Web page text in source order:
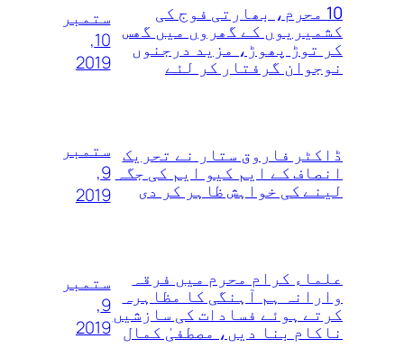
10 محرم، بھارتی فوج کی
کشمیریوں کے گھروں‌ میں‌ گھس
کر توڑ‌ پھوڑ، مزید درجنوں‌
نوجوان گرفتار کر لئے
ستمبر
10,
2019
ڈاکٹر فاروق ستار نے تحریک
انصاف کے ایم کیو ایم کی جگہ
لینے کی خواہش ظاہر کر دی
ستمبر
9,
2019
علماء کرام محرم میں فرقہ
وارانہ ہم آہنگی کا مظاہرہ
کرتے ہوئے فسادات کی سازشیں
ناکام بنا دیں، مصطفیٰ کمال
ستمبر
9,
2019